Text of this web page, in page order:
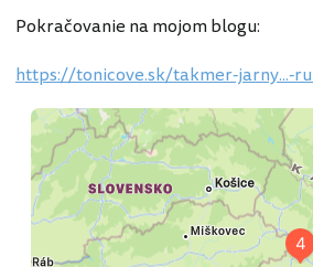
Pokračovanie na mojom blogu:
https://tonicove.sk/takmer-jarny...-
8
9